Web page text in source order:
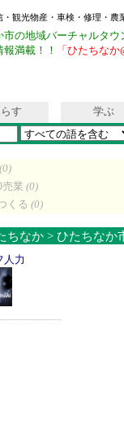
観光物産・車検・修理・
市の地域バーチャルタ
満載！！
「ひたちな
す
学ぶ
(0)
業 (0)
くる (0)
ちなか > ひたちなか
人力